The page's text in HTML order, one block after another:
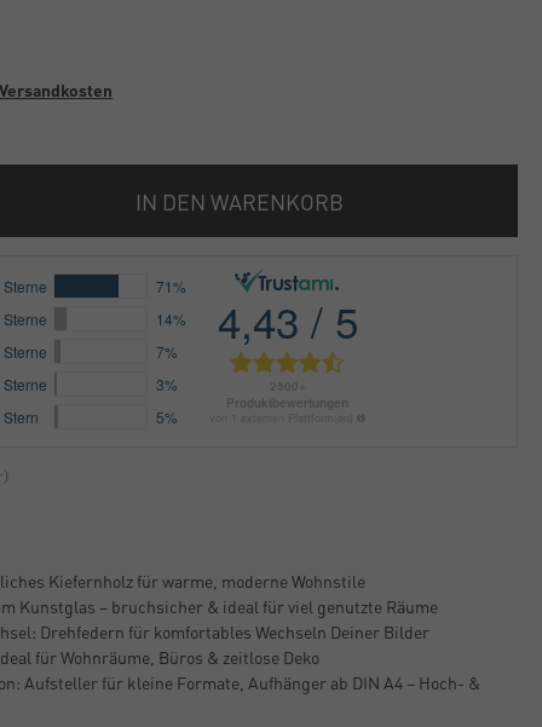
Versandkosten
IN DEN WARENKORB
Kiefernholz für warme, moderne Wohnstile
Kunstglas – bruchsicher & ideal für viel genutzte Räume
Drehfedern für komfortables Wechseln Deiner Bilder
für Wohnräume, Büros & zeitlose Deko
Aufsteller für kleine Formate, Aufhänger ab DIN A4 – Hoch- &